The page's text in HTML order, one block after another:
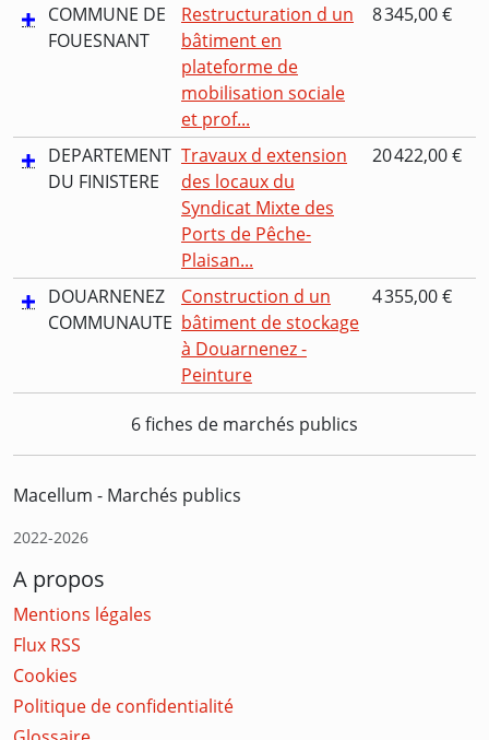
COMMUNE DE
FOUESNANT
Restructuration d un
bâtiment en
plateforme de
mobilisation sociale
et prof...
8 345,00 €
DEPARTEMENT
DU FINISTERE
Travaux d extension
des locaux du
Syndicat Mixte des
Ports de Pêche-
Plaisan...
20 422,00 €
DOUARNENEZ
COMMUNAUTE
Construction d un
bâtiment de stockage
à Douarnenez -
Peinture
4 355,00 €
6 fiches de marchés publics
Macellum - Marchés publics
2022-2026
A propos
Mentions légales
Flux RSS
Cookies
Politique de confidentialité